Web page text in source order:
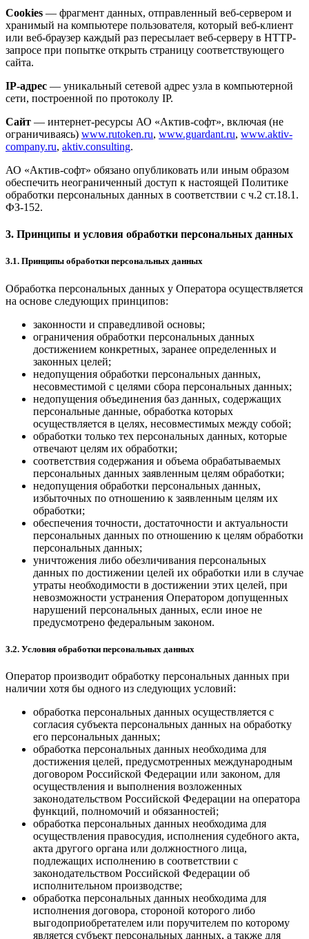
Cookies — фрагмент данных, отправленный веб-сервером и
хранимый на компьютере пользователя, который веб-клиент
или веб-браузер каждый раз пересылает веб-серверу в HTTP-
запросе при попытке открыть страницу соответствующего
сайта.
IP-адрес — уникальный сетевой адрес узла в компьютерной
сети, построенной по протоколу IP.
Сайт — интернет-ресурсы АО «Актив-софт», включая (не
ограничиваясь) www.rutoken.ru, www.guardant.ru, www.aktiv-
company.ru, aktiv.consulting.
АО «Актив-софт» обязано опубликовать или иным образом
обеспечить неограниченный доступ к настоящей Политике
обработки персональных данных в соответствии с ч.2 ст.18.1.
ФЗ-152.
3. Принципы и условия обработки персональных данных
3.1. Принципы обработки персональных данных
Обработка персональных данных у Оператора осуществляется
на основе следующих принципов:
законности и справедливой основы;
ограничения обработки персональных данных
достижением конкретных, заранее определенных и
законных целей;
недопущения обработки персональных данных,
несовместимой с целями сбора персональных данных;
недопущения объединения баз данных, содержащих
персональные данные, обработка которых
осуществляется в целях, несовместимых между собой;
обработки только тех персональных данных, которые
отвечают целям их обработки;
соответствия содержания и объема обрабатываемых
персональных данных заявленным целям обработки;
недопущения обработки персональных данных,
избыточных по отношению к заявленным целям их
обработки;
обеспечения точности, достаточности и актуальности
персональных данных по отношению к целям обработки
персональных данных;
уничтожения либо обезличивания персональных
данных по достижении целей их обработки или в случае
утраты необходимости в достижении этих целей, при
невозможности устранения Оператором допущенных
нарушений персональных данных, если иное не
предусмотрено федеральным законом.
3.2. Условия обработки персональных данных
Оператор производит обработку персональных данных при
наличии хотя бы одного из следующих условий:
обработка персональных данных осуществляется с
согласия субъекта персональных данных на обработку
его персональных данных;
обработка персональных данных необходима для
достижения целей, предусмотренных международным
договором Российской Федерации или законом, для
осуществления и выполнения возложенных
законодательством Российской Федерации на оператора
функций, полномочий и обязанностей;
обработка персональных данных необходима для
осуществления правосудия, исполнения судебного акта,
акта другого органа или должностного лица,
подлежащих исполнению в соответствии с
законодательством Российской Федерации об
исполнительном производстве;
обработка персональных данных необходима для
исполнения договора, стороной которого либо
выгодоприобретателем или поручителем по которому
является субъект персональных данных, а также для